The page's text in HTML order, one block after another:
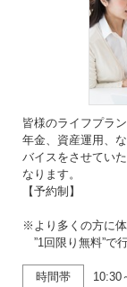
皆様のライフプラ
年金、資産運用、
バイスをさせてい
なります。
【予約制】
※より多くの方に体
”1回限り無料”で
時間帯 10:30